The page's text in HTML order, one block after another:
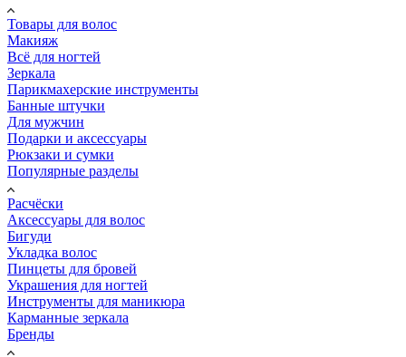
Товары для волос
Макияж
Всё для ногтей
Зеркала
Парикмахерские инструменты
Банные штучки
Для мужчин
Подарки и аксессуары
Рюкзаки и сумки
Популярные разделы
Расчёски
Аксессуары для волос
Бигуди
Укладка волос
Пинцеты для бровей
Украшения для ногтей
Инструменты для маникюра
Карманные зеркала
Бренды